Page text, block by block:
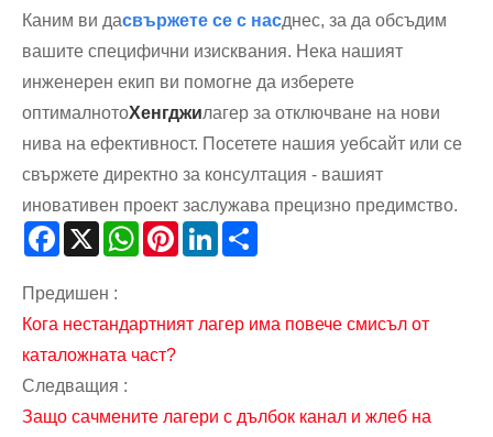
Каним ви дасвържете се с насднес, за да обсъдим
вашите специфични изисквания. Нека нашият
инженерен екип ви помогне да изберете
оптималнотоХенгджилагер за отключване на нови
нива на ефективност. Посетете нашия уебсайт или се
свържете директно за консултация - вашият
иновативен проект заслужава прецизно предимство.
Facebook
X WhatsAppPinterestLinkedIn
Предишен :
Кога нестандартният лагер има повече смисъл от
каталожната част?
Следващия :
Защо сачмените лагери с дълбок канал и жлеб на